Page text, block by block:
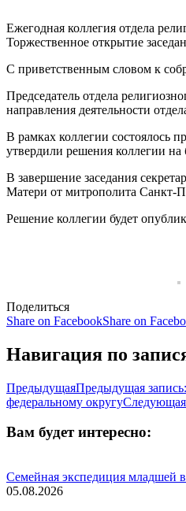
Ежегодная коллегия отдела
Торжественное открытие
С приветственным словом к
Председатель отдела
направления деятельности
В рамках коллегии состоялось
утвердили решения коллегии
В завершение заседания
Матери от митрополита Санкт-
Решение коллегии будет
Поделиться
Share on FacebookShare on
Навигация по
ПредыдущаяПредыдущая запись:
федеральному округуСледующая
Вам будет интересно:
Семейная экспедиция младшей
05.08.2026